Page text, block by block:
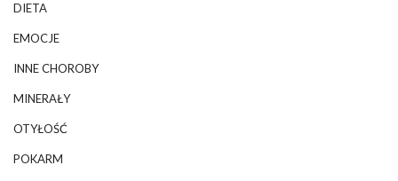
DIETA
EMOCJE
INNE CHOROBY
MINERAŁY
OTYŁOŚĆ
POKARM